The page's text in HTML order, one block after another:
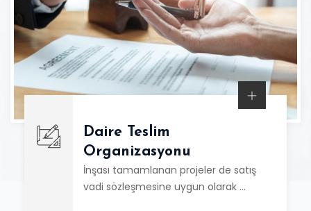
Daire Teslim
Organizasyonu
İnşası tamamlanan projeler de satış
vadi sözleşmesine uygun olarak …